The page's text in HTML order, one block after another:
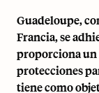
Guadeloupe,
Francia, se
proporciona un
protecciones
tiene como